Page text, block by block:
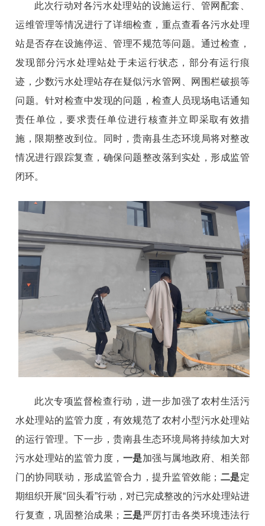
此次行动对各污水处理站的设施运行、管网配套、
运维管理等情况进行了详细检查，重点查看各污水处理
站是否存在设施停运、管理不规范等问题。通过检查，
发现部分污水处理站处于未运行状态，部分有运行痕
迹，少数污水处理站存在疑似污水管网、网围栏破损等
问题。针对检查中发现的问题，检查人员现场电话通知
责任单位，要求责任单位进行核查并立即采取有效措
施，限期整改到位。同时，贵南县生态环境局将对整改
情况进行跟踪复查，确保问题整改落到实处，形成监管
闭环。
此次专项监督检查行动，进一步加强了农村生活污
水处理站的监管力度，有效规范了农村小型污水处理站
的运行管理。下一步，贵南县生态环境局将持续加大对
污水处理站的监管力度， 一是加强与属地政府、相关部
门的协同联动，形成监管合力，提升监管效能； 二是定
期组织开展“回头看”行动，对已完成整改的污水处理站进
行复查，巩固整治成果； 三是严厉打击各类环境违法行